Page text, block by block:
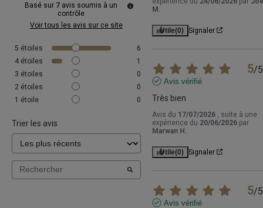
Basé sur 7 avis soumis à un
contrôle
Voir tous les avis sur ce site
5 étoiles
6
4 étoiles
1
3 étoiles
0
2 étoiles
0
1 étoile 0
Trier les avis
M.
Utile(0) Signaler
5/5
Avis vérifié
Très bien
Avis du 17/07/2026
, suite à une
expérience du 20/06/2026 par
Marwan H.
Utile(0) Signaler
5/5
Avis vérifié